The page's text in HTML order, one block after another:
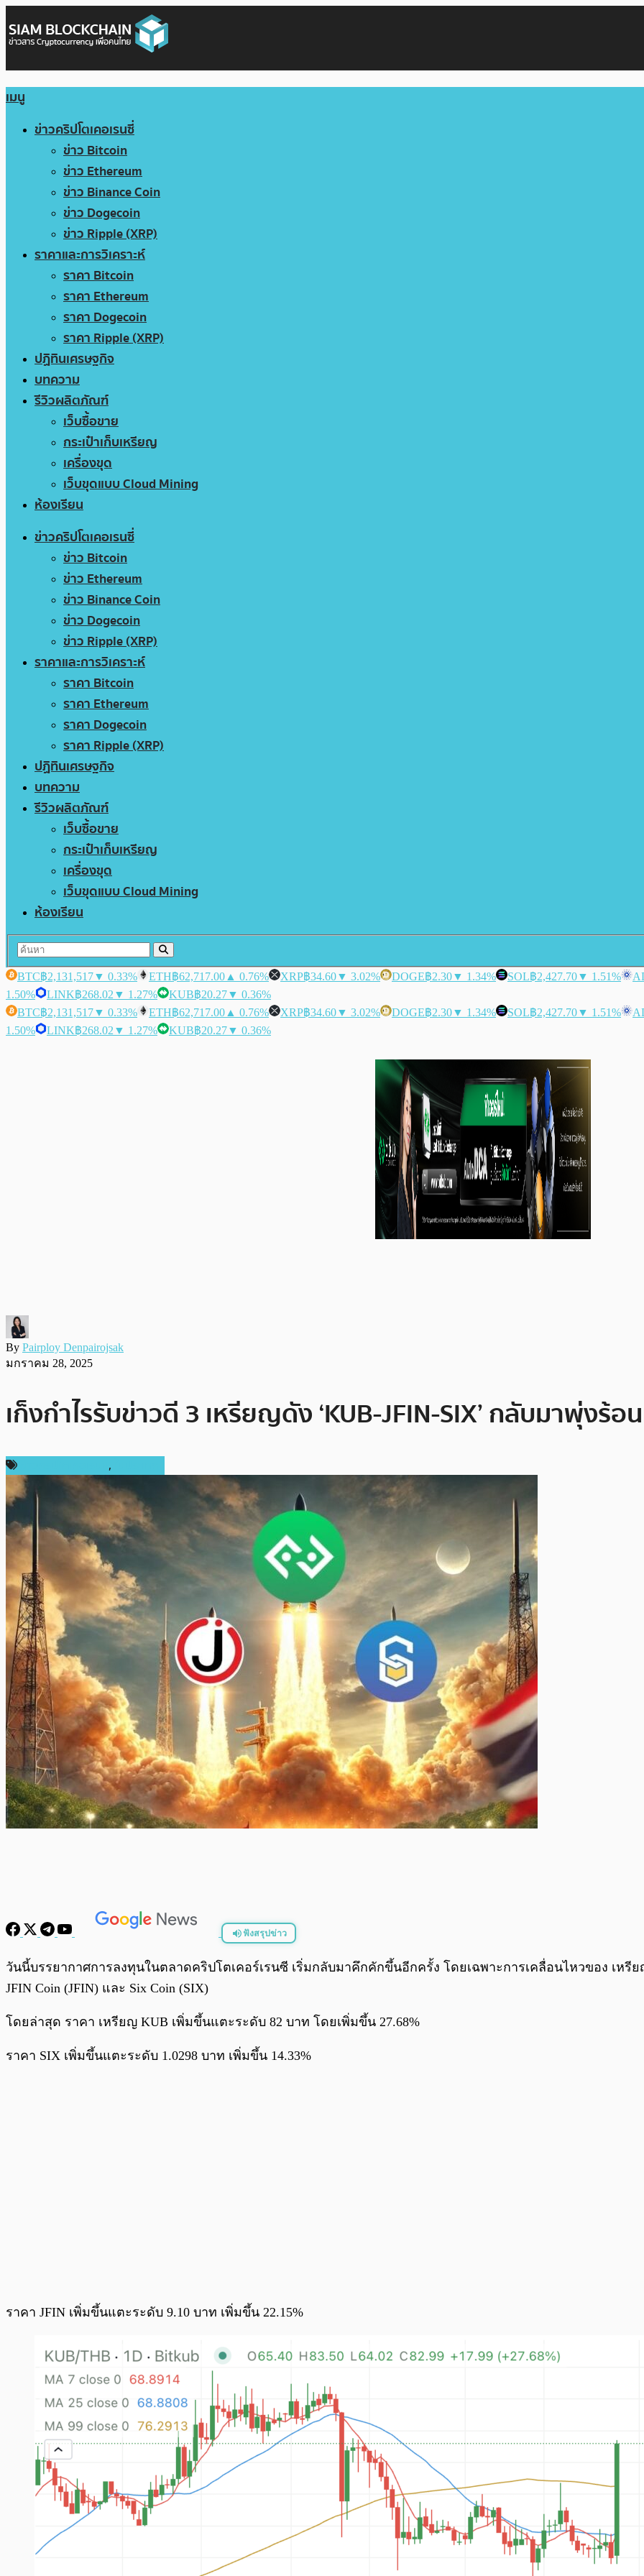
เมนู
ข่าวคริปโตเคอเรนซี่
ข่าว Bitcoin
ข่าว Ethereum
ข่าว Binance Coin
ข่าว Dogecoin
ข่าว Ripple (XRP)
ราคาและการวิเคราะห์
ราคา Bitcoin
ราคา Ethereum
ราคา Dogecoin
ราคา Ripple (XRP)
ปฏิทินเศรษฐกิจ
บทความ
รีวิวผลิตภัณฑ์
เว็บซื้อขาย
กระเป๋าเก็บเหรียญ
เครื่องขุด
เว็บขุดแบบ Cloud Mining
ห้องเรียน
ข่าวคริปโตเคอเรนซี่
ข่าว Bitcoin
ข่าว Ethereum
ข่าว Binance Coin
ข่าว Dogecoin
ข่าว Ripple (XRP)
ราคาและการวิเคราะห์
ราคา Bitcoin
ราคา Ethereum
ราคา Dogecoin
ราคา Ripple (XRP)
ปฏิทินเศรษฐกิจ
บทความ
รีวิวผลิตภัณฑ์
เว็บซื้อขาย
กระเป๋าเก็บเหรียญ
เครื่องขุด
เว็บขุดแบบ Cloud Mining
ห้องเรียน
BTC฿2,131,517▼ 0.33% ETH฿62,717.00 ▲ 0.76% XRP฿34.60▼ 3.02% DOGE฿2.30▼ 1.34% SOL฿2,427.70▼ 1.51%
1.50%
LINK฿268.02 ▼ 1.27% KUB฿20.27▼ 0.36%
BTC฿2,131,517▼ 0.33% ETH฿62,717.00 ▲ 0.76% XRP฿34.60▼ 3.02% DOGE฿2.30▼ 1.34% SOL฿2,427.70▼ 1.51%
1.50%
LINK฿268.02 ▼ 1.27% KUB฿20.27▼ 0.36%
By Pairploy Denpairojsak
มกราคม 28, 2025
เก็งกำไรรับข่าวดี 3 เหรียญดัง ‘KUB-JFIN-SIX’ กลับมาพุ่งร้
,
ฟังสรุปข่าว
วันนี้บรรยากาศการลงทุนในตลาดคริปโตเคอร์เรนซี เริ่มกลับมาคึกคักขึ้นอีกครั้ง โดยเฉพาะการเคลื่อนไหวของ เหรี
JFIN Coin (JFIN) และ Six Coin (SIX)
โดยล่าสุด ราคา เหรียญ KUB เพิ่มขึ้นแตะระดับ 82 บาท โดยเพิ่มขึ้น 27.68%
ราคา SIX เพิ่มขึ้นแตะระดับ 1.0298 บาท เพิ่มขึ้น 14.33%
ราคา JFIN เพิ่มขึ้นแตะระดับ 9.10 บาท เพิ่มขึ้น 22.15%